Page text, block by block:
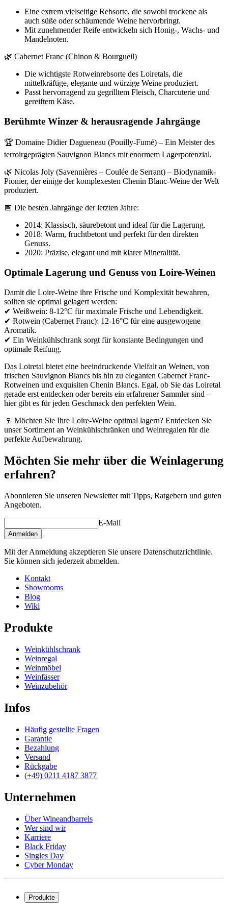
Eine extrem vielseitige Rebsorte, die sowohl trockene als
auch süße oder schäumende Weine hervorbringt.
Mit zunehmender Reife entwickeln sich Honig-, Wachs- und
Mandelnoten.
🌿 Cabernet Franc (Chinon & Bourgueil)
Die wichtigste Rotweinrebsorte des Loiretals, die
mittelkräftige, elegante und würzige Weine produziert.
Passt hervorragend zu gegrilltem Fleisch, Charcuterie und
gereiftem Käse.
Berühmte Winzer & herausragende Jahrgänge
🏆 Domaine Didier Dagueneau (Pouilly-Fumé) – Ein Meister des
terroirgeprägten Sauvignon Blancs mit enormem Lagerpotenzial.
🌿 Nicolas Joly (Savennières – Coulée de Serrant) – Biodynamik-
Pionier, der einige der komplexesten Chenin Blanc-Weine der Welt
produziert.
📅 Die besten Jahrgänge der letzten Jahre:
2014: Klassisch, säurebetont und ideal für die Lagerung.
2018: Warm, fruchtbetont und perfekt für den direkten
Genuss.
2020: Präzise, elegant und mit klarer Mineralität.
Optimale Lagerung und Genuss von Loire-Weinen
Damit die Loire-Weine ihre Frische und Komplexität bewahren,
sollten sie optimal gelagert werden:
✔ Weißwein: 8-12°C für maximale Frische und Lebendigkeit.
✔ Rotwein (Cabernet Franc): 12-16°C für eine ausgewogene
Aromatik.
✔ Ein Weinkühlschrank sorgt für konstante Bedingungen und
optimale Reifung.
Das Loiretal bietet eine beeindruckende Vielfalt an Weinen, von
frischen Sauvignon Blancs bis hin zu eleganten Cabernet Franc-
Rotweinen und exquisiten Chenin Blancs. Egal, ob Sie das Loiretal
gerade erst entdecken oder bereits ein erfahrener Sammler sind –
hier gibt es für jeden Geschmack den perfekten Wein.
🍷 Möchten Sie Ihre Loire-Weine optimal lagern? Entdecken Sie
unser Sortiment an Weinkühlschränken und Weinregalen für die
perfekte Aufbewahrung.
Möchten Sie mehr über die Weinlagerung
erfahren?
Abonnieren Sie unseren Newsletter mit Tipps, Ratgebern und guten
Angeboten.
E-Mail
Anmelden
Mit der Anmeldung akzeptieren Sie unsere Datenschutzrichtlinie.
Sie können sich jederzeit abmelden.
Kontakt
Showrooms
Blog
Wiki
Produkte
Weinkühlschrank
Weinregal
Weinmöbel
Weinfässer
Weinzubehör
Infos
Häufig gestellte Fragen
Garantie
Bezahlung
Versand
Rückgabe
(+49) 0211 4187 3877
Unternehmen
Über Wineandbarrels
Wer sind wir
Karriere
Black Friday
Singles Day
Cyber Monday
Produkte